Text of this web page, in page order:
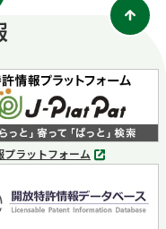
プラットフォーム
別
ブ
で